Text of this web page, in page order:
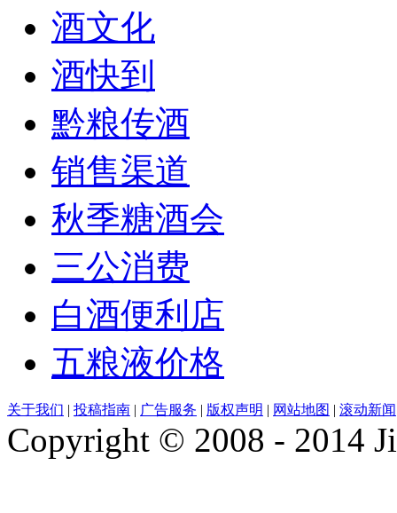
酒文化
酒快到
黔粮传酒
销售渠道
秋季糖酒会
三公消费
白酒便利店
五粮液价格
关于我们 | 投稿指南 | 广告服务 | 版权声明 | 网站地图 | 滚动新闻
Copyright © 2008 - 2014